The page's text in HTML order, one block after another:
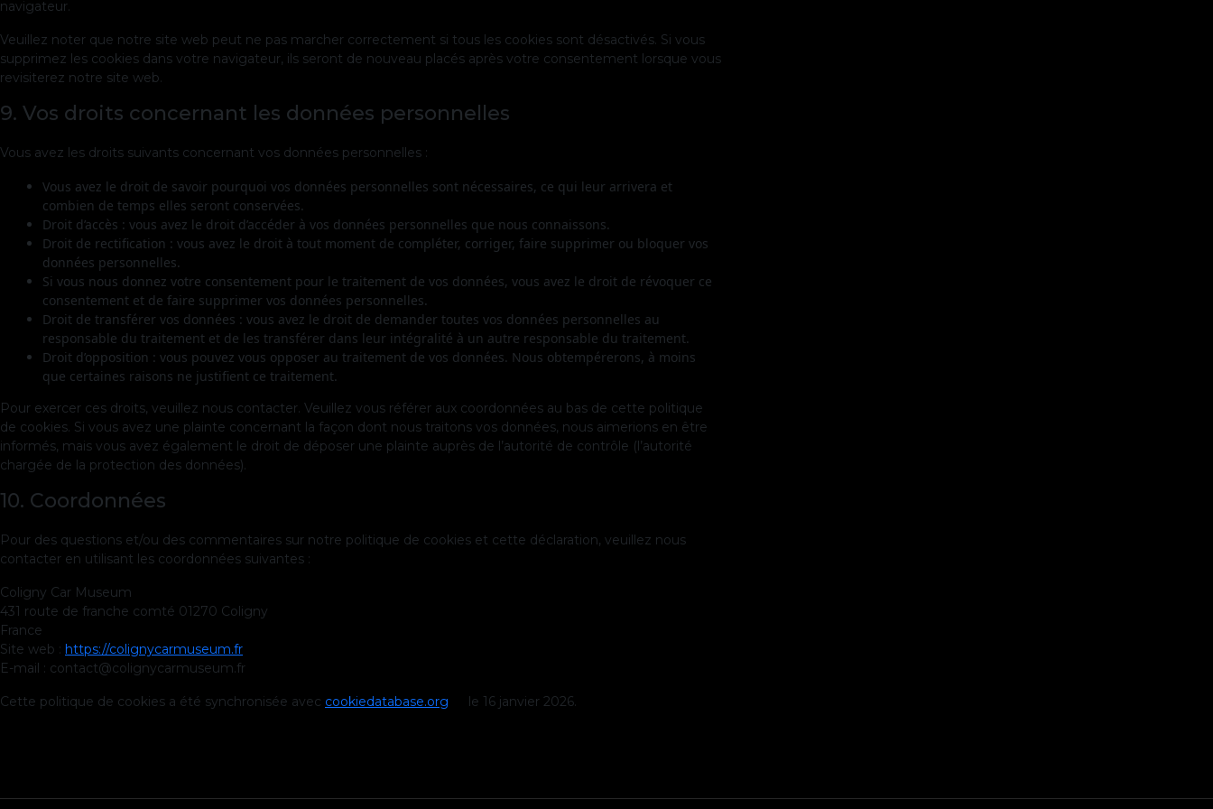
navigateur.
Veuillez noter que notre site web peut ne pas marcher correctement si tous les cookies sont désactivés. Si vous
supprimez les cookies dans votre navigateur, ils seront de nouveau placés après votre consentement lorsque vous
revisiterez notre site web.
9. Vos droits concernant les données personnelles
Vous avez les droits suivants concernant vos données personnelles :
Vous avez le droit de savoir pourquoi vos données personnelles sont nécessaires, ce qui leur arrivera et
combien de temps elles seront conservées.
Droit d’accès : vous avez le droit d’accéder à vos données personnelles que nous connaissons.
Droit de rectification : vous avez le droit à tout moment de compléter, corriger, faire supprimer ou bloquer vos
données personnelles.
Si vous nous donnez votre consentement pour le traitement de vos données, vous avez le droit de révoquer ce
consentement et de faire supprimer vos données personnelles.
Droit de transférer vos données : vous avez le droit de demander toutes vos données personnelles au
responsable du traitement et de les transférer dans leur intégralité à un autre responsable du traitement.
Droit d’opposition : vous pouvez vous opposer au traitement de vos données. Nous obtempérerons, à moins
que certaines raisons ne justifient ce traitement.
Pour exercer ces droits, veuillez nous contacter. Veuillez vous référer aux coordonnées au bas de cette politique
de cookies. Si vous avez une plainte concernant la façon dont nous traitons vos données, nous aimerions en être
informés, mais vous avez également le droit de déposer une plainte auprès de l’autorité de contrôle (l’autorité
chargée de la protection des données).
10. Coordonnées
Pour des questions et/ou des commentaires sur notre politique de cookies et cette déclaration, veuillez nous
contacter en utilisant les coordonnées suivantes :
Coligny Car Museum
431 route de franche comté 01270 Coligny
France
Site web : https://colignycarmuseum.fr
E-mail : contact@colignycarmuseum.fr
Cette politique de cookies a été synchronisée avec cookiedatabase.org le 16 janvier 2026.